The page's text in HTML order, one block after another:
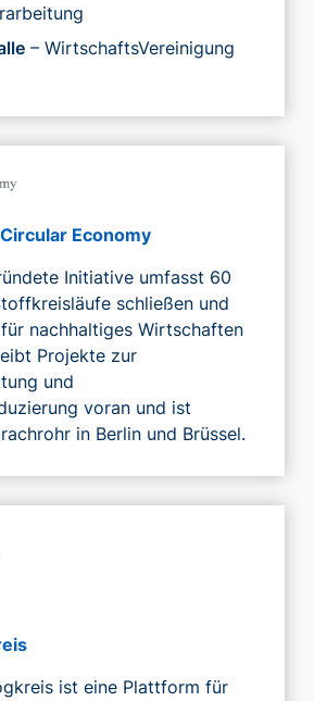
– WirtschaftsVereinigung
Economy
Initiative umfasst 60
schließen und
nachhaltiges Wirtschaften
Projekte zur
und
voran und ist
in Berlin und Brüssel.
ist eine Plattform für